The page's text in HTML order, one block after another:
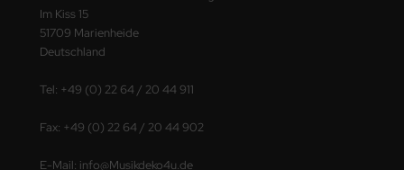
Im Kiss 15
51709 Marienheide
Deutschland
Tel: +49 (0) 22 64 / 20 44 911
Fax: +49 (0) 22 64 / 20 44 902
E-Mail: info@Musikdeko4u.de